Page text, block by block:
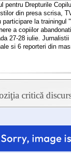
pentru Drepturile
din presa scrisa,
participare la trainingul
a copiilor
27-28 iulie.
si 6 reporteri din
critică